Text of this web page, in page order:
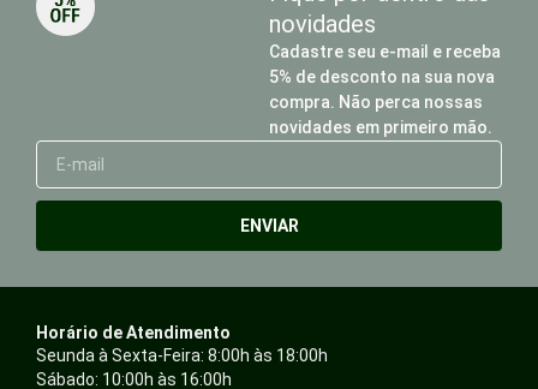
novidades
Cadastre seu e-mail e receba
5% de desconto na sua nova
compra. Não perca nossas
novidades em primeiro mão.
mail
ENVIAR
Horário de Atendimento
Seunda à Sexta-Feira: 8:00h às 18:00h
Sábado: 10:00h às 16:00h